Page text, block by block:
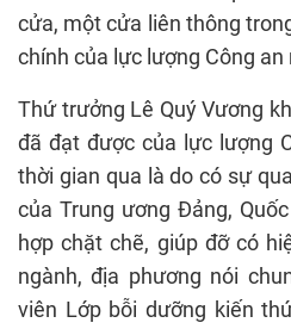
cửa, một cửa liên thông
chính của lực lượng Công an
Thứ trưởng Lê Quý Vương
đã đạt được của lực lượng
thời gian qua là do có sự
của Trung ương Đảng,
hợp chặt chẽ, giúp đỡ có
ngành, địa phương nói
viên Lớp bỗi dưỡng kiến